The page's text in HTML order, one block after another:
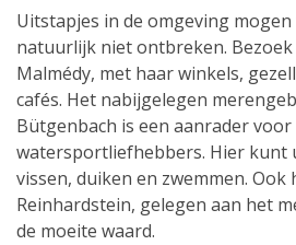
Uitstapjes in de omgeving
natuurlijk niet ontbreken.
Malmédy, met haar winkels,
cafés. Het nabijgelegen
Bütgenbach is een aanrader voor
watersportliefhebbers. Hier kunt
vissen, duiken en zwemmen. Ook
Reinhardstein, gelegen aan het
de moeite waard.